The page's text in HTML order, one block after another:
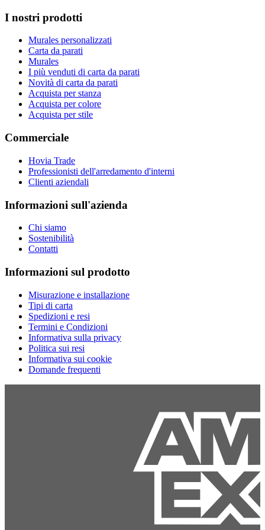
I nostri prodotti
Murales personalizzati
Carta da parati
Murales
I più venduti di carta da parati
Novità di carta da parati
Acquista per stanza
Acquista per colore
Acquista per stile
Commerciale
Hovia Trade
Professionisti dell'arredamento d'interni
Clienti aziendali
Informazioni sull'azienda
Chi siamo
Sostenibilità
Contatti
Informazioni sul prodotto
Misurazione e installazione
Tipi di carta
Spedizioni e resi
Termini e Condizioni
Informativa sulla privacy
Politica sui resi
Informativa sui cookie
Domande frequenti